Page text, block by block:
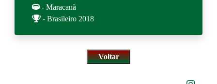
- Maracanã
- Brasileiro 2018